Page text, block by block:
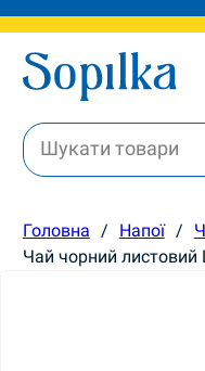
Головна / Напої /
Чай чорний листовий